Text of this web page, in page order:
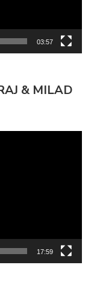
03:57
& MILAD
17:59